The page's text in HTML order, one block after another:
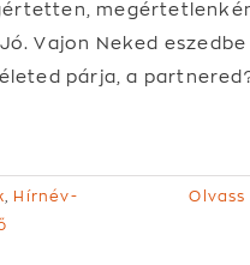
Vajon Neked eszedbe
párja, a
Hírnév-